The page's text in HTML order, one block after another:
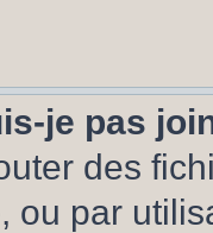
je pas
des
ou par